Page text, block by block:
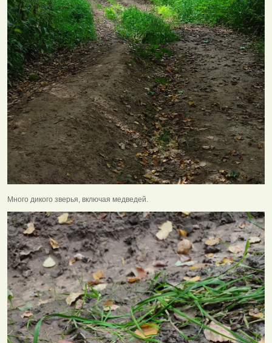
Много дикого зверья, включая медведей.